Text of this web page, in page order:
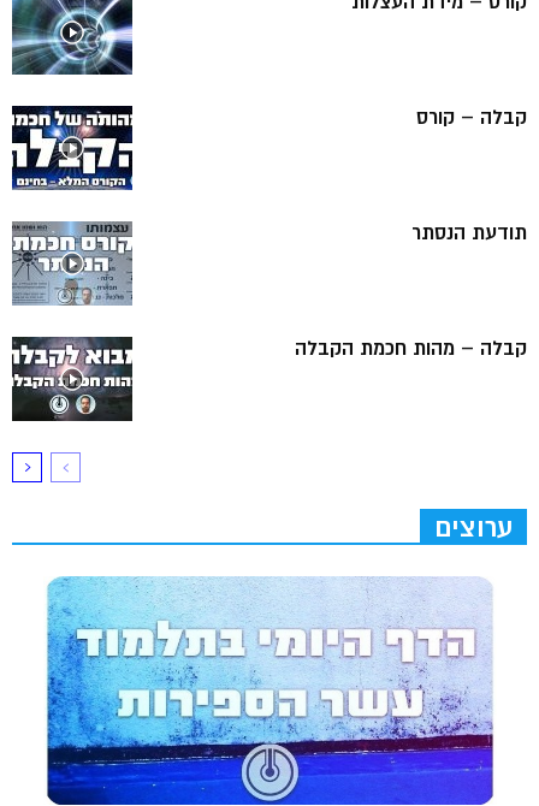
קבלה – קורס
תודעת הנסתר
קבלה – מהות חכמת הקבלה
ערוצים